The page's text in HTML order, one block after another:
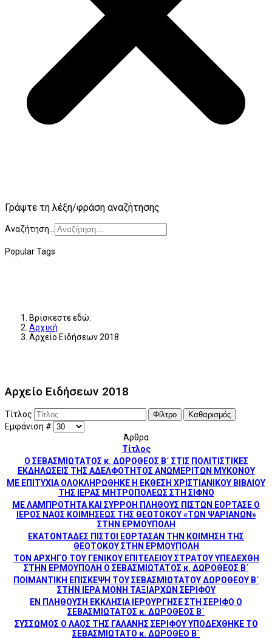
Γράψτε τη λέξη/φράση αναζήτησης
Αναζήτηση...
Popular Tags
Βρίσκεστε εδώ:
Αρχική
Αρχείο Ειδήσεων 2018
Αρχείο Ειδήσεων 2018
Τίτλος Φίλτρο Καθαρισμός
Εμφάνιση #
Άρθρα
Τίτλος
Ο ΣΕΒΑΣΜΙΩΤΑΤΟΣ κ. ΔΩΡΟΘΕΟΣ Β´ ΣΤΙΣ ΠΟΛΙΤΙΣΤΙΚΕΣ
ΕΚΔΗΛΩΣΕΙΣ ΤΗΣ ΑΔΕΛΦΟΤΗΤΟΣ ΑΝΩΜΕΡΙΤΩΝ ΜΥΚΟΝΟΥ
ΜΕ ΕΠΙΤΥΧΙΑ ΟΛΟΚΛΗΡΩΘΗΚΕ Η ΕΚΘΕΣΗ ΧΡΙΣΤΙΑΝΙΚΟΥ ΒΙΒΛΙΟΥ
ΤΗΣ ΙΕΡΑΣ ΜΗΤΡΟΠΟΛΕΩΣ ΣΤΗ ΣΙΦΝΟ
ΜΕ ΛΑΜΠΡΟΤΗΤΑ ΚΑΙ ΣΥΡΡΟΗ ΠΛΗΘΟΥΣ ΠΙΣΤΩΝ ΕΟΡΤΑΣΕ Ο
ΙΕΡΟΣ ΝΑΟΣ ΚΟΙΜΗΣΕΩΣ ΤΗΣ ΘΕΟΤΟΚΟΥ «ΤΩΝ ΨΑΡΙΑΝΩΝ»
ΣΤΗΝ ΕΡΜΟΥΠΟΛΗ
ΕΚΑΤΟΝΤΑΔΕΣ ΠΙΣΤΟΙ ΕΟΡΤΑΣΑΝ ΤΗΝ ΚΟΙΜΗΣΗ ΤΗΣ
ΘΕΟΤΟΚΟΥ ΣΤΗΝ ΕΡΜΟΥΠΟΛΗ
ΤΟΝ ΑΡΧΗΓΟ ΤΟΥ ΓΕΝΙΚΟΥ ΕΠΙΤΕΛΕΙΟΥ ΣΤΡΑΤΟΥ ΥΠΕΔΕΧΘΗ
ΣΤΗΝ ΕΡΜΟΥΠΟΛΗ Ο ΣΕΒΑΣΜΙΩΤΑΤΟΣ κ. ΔΩΡΟΘΕΟΣ Β΄
ΠΟΙΜΑΝΤΙΚΗ ΕΠΙΣΚΕΨΗ ΤΟΥ ΣΕΒΑΣΜΙΩΤΑΤΟΥ ΔΩΡΟΘΕΟΥ Β´
ΣΤΗΝ ΙΕΡΑ ΜΟΝΗ ΤΑΞΙΑΡΧΩΝ ΣΕΡΙΦΟΥ
ΕΝ ΠΛΗΘΟΥΣΗ ΕΚΚΛΗΣΙΑ ΙΕΡΟΥΡΓΗΣΕ ΣΤΗ ΣΕΡΙΦΟ Ο
ΣΕΒΑΣΜΙΩΤΑΤΟΣ κ. ΔΩΡΟΘΕΟΣ Β´
ΣΥΣΣΩΜΟΣ Ο ΛΑΟΣ ΤΗΣ ΓΑΛΑΝΗΣ ΣΕΡΙΦΟΥ ΥΠΟΔΕΧΘΗΚΕ ΤΟ
ΣΕΒΑΣΜΙΩΤΑΤΟ κ. ΔΩΡΟΘΕΟ Β´